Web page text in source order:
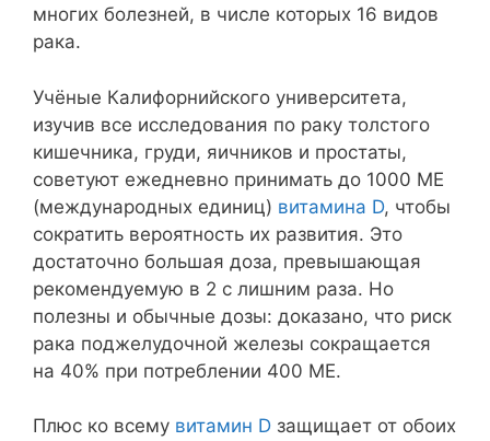
многих болезней, в числе которых 16 видов
рака.
Учёные Калифорнийского университета,
изучив все исследования по раку толстого
кишечника, груди, яичников и простаты,
советуют ежедневно принимать до 1000 МЕ
(международных единиц) витамина D, чтобы
сократить вероятность их развития. Это
достаточно большая доза, превышающая
рекомендуемую в 2 с лишним раза. Но
полезны и обычные дозы: доказано, что риск
рака поджелудочной железы сокращается
на 40% при потреблении 400 МЕ.
Плюс ко всему витамин D защищает от обоих